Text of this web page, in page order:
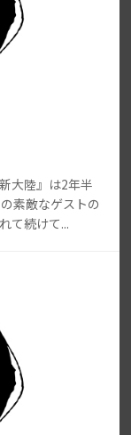
大陸』は2年半
素敵なゲストの
て続けて...